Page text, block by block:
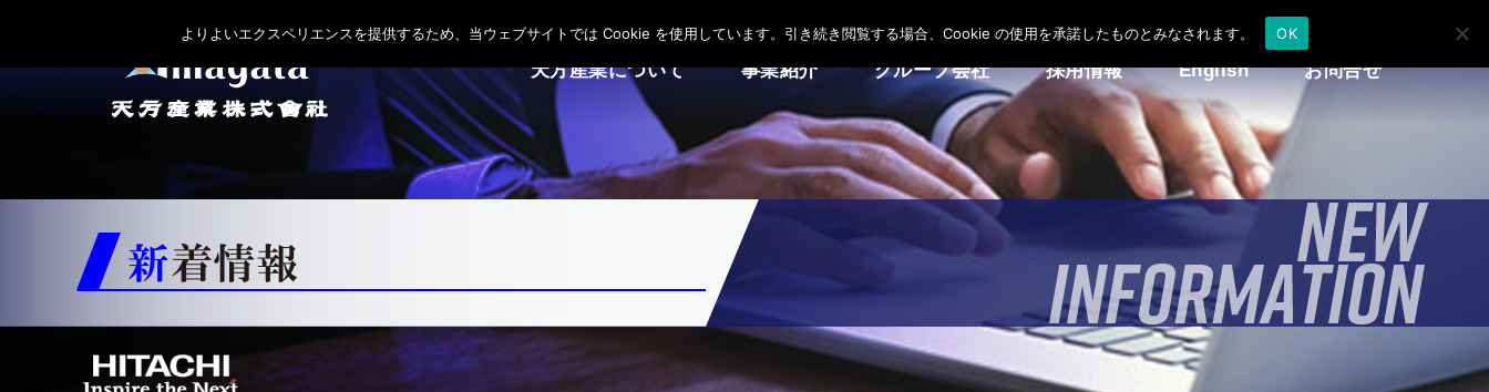
天方産業について 事業紹介 グループ会社 採用情報 English お問合せ
新着情報
よりよいエクスペリエンスを提供するため、当ウェブサイトでは Cookie を使用しています。引き続き閲覧する場合、Cookie の使用を承諾したものとみなされます。 OK